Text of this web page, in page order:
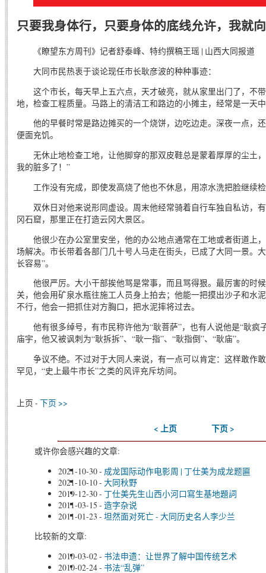
只要我身体行，只要身体的底线允许，我就
《瞭望东方周刊》记者舒泰峰、特约撰稿王瑶 | 山西大同报道
大同市民热衷于谈论现任市长耿彦波的种种事迹：
这个市长，每天早上五六点，天才破亮，就从家里出门了，不
地，检查工程质量。马路上的清洁工和路边的小摊主，经常是一天
他的早餐时常是路边摊买的一个烧饼，边吃边走。深夜一点，
便面充饥。
无休止地检查工地，让他脚穿的那双皮鞋总是蒙着厚厚的尘土
我的脏多了！”
工作没有完成，即使发高烧了他也不休息，用凉水洗把脸继续
双休日对他来说形同虚设。周末他经常骑着自行车独自私访，
冈石窟，那里正在打造云冈大景区。
他很少在办公室里安坐，他的办公地点通常在工地或者街道上
场解决。市长带着各部门几十号人马走在街头，已成了大同一景。
长容易”。
他很严厉。大小干部挨他骂是常事，而且骂得狠。最厉害的时
关，他会用矿泉水瓶往施工人员身上拍去；他能一把摸出沙子和水
不行，他会一把抓住对方胸口，把水泥摔将过去。
他有很多绰号，有市民称许他为“耿菩萨”，也有人说他是“耿疯
庙宇，他又被讽刺为“耿拆拆”、“耿一指”、“耿指倒”、“耿庙”。
争议不绝。不过对于大同人来说，有一点可以肯定：这样敢作
罕见，“史上最牛市长”之类的风评充斥坊间。
上页 - 下页 >>
< 上页 下页 >
或许你会感兴趣的文章:
2021-10-30- 成龙国际动作电影周 | 丁仕美为成龙题匾
2021-10-10- 大同秋野
2019-12-30- 丁仕美先生山西小河口寫生基地題詞
2011-03-15 - 造字杂说
2011-01-23 - 坦然面对死亡 - 大同历史名人李少兰
比较新的文章:
2010-03-02- 书法申遗：让世界了解中国传统艺术
2010-02-24- 书法“乱弹”